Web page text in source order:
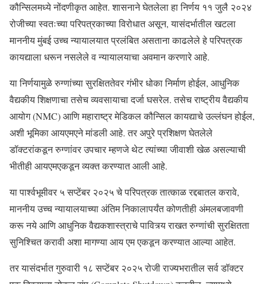
कौन्सिलमध्ये नोंदणीकृत आहेत. शासनाने घेतलेला हा निर्णय ११ जुलै २०२४
रोजीच्या स्वतःच्या परिपत्रकाच्या विरोधात असून, यासंदर्भातील खटला
माननीय मुंबई उच्च न्यायालयात प्रलंबित असताना काढलेले हे परिपत्रक
कायद्याला धरून नसलेले व न्यायालयाचा अवमान करणारे आहे.
या निर्णयामुळे रुग्णांच्या सुरक्षिततेवर गंभीर धोका निर्माण होईल, आधुनिक
वैद्यकीय शिक्षणाचा तसेच व्यवसायाचा दर्जा घसरेल. तसेच राष्ट्रीय वैद्यकीय
आयोग (NMC) आणि महाराष्ट्र मेडिकल कौन्सिल कायद्याचे उल्लंघन होईल,
अशी भूमिका आयएमएने मांडली आहे. तर अपुरे प्रशिक्षण घेतलेले
डॉक्टरांकडून रुग्णांवर उपचार म्हणजे थेट त्यांच्या जीवाशी खेळ असल्याची
भीतीही आयएमएकडून व्यक्त करण्यात आली आहे.
या पार्श्वभूमीवर ५ सप्टेंबर २०२५ चे परिपत्रक तात्काळ रद्दबातल करावे,
माननीय उच्च न्यायालयाच्या अंतिम निकालापर्यंत कोणतीही अंमलबजावणी
करू नये आणि आधुनिक वैद्यकशास्त्राचे पावित्र्य राखत रुग्णांची सुरक्षितता
सुनिश्चित करावी अशा मागण्या आय एम एकडून करण्यात आल्या आहेत.
तर यासंदर्भात गुरुवारी १८ सप्टेंबर २०२५ रोजी राज्यभरातील सर्व डॉक्टर